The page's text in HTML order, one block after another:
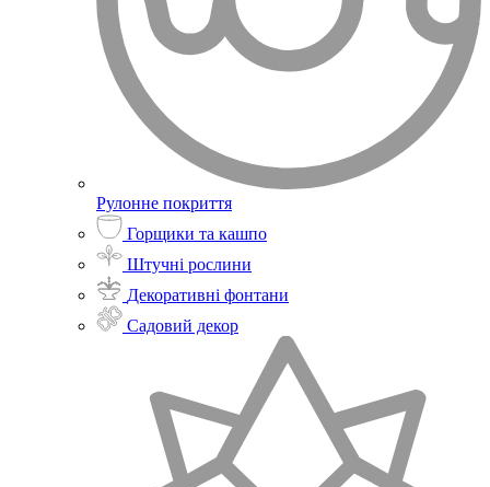
Рулонне покриття
Горщики та кашпо
Штучні рослини
Декоративні фонтани
Садовий декор